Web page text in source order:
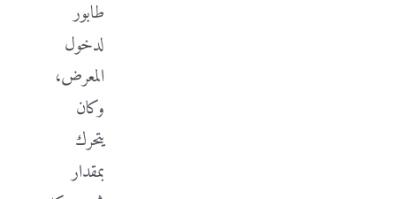
طابور
لدخول
المعرض،
وكان
يتحرك
بمقدار